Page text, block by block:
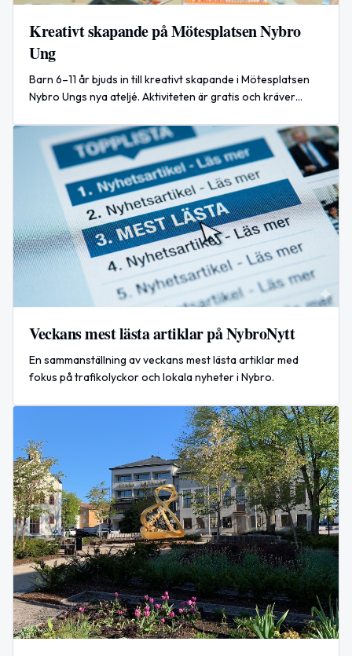
Kreativt skapande på Mötesplatsen Nybro
Ung
Barn 6–11 år bjuds in till kreativt skapande i Mötesplatsen
Nybro Ungs nya ateljé. Aktiviteten är gratis och kräver
Veckans mest lästa artiklar på NybroNytt
En sammanställning av veckans mest lästa artiklar med
fokus på trafikolyckor och lokala nyheter i Nybro.